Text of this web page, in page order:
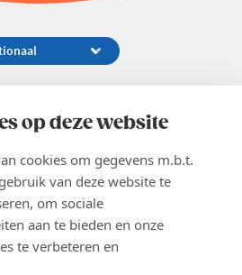
op deze website
cookies om gegevens m.b.t.
van deze website te
om sociale
aan te bieden en onze
te verbeteren en
EN